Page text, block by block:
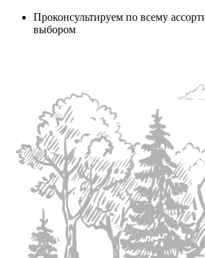
Проконсультируем по всему
выбором